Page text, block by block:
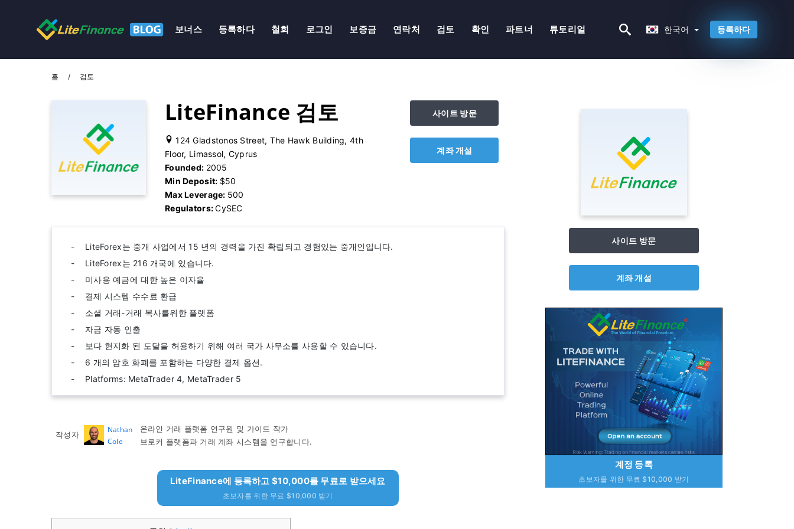
보너스 등록하다 철회 로그인 보증금 연락처 검토 확인 파트너 튜토리얼 한국어 등록하다
홈 검토
LiteFinance 검토
124 Gladstonos Street, The Hawk Building, 4th
Floor, Limassol, Cyprus
Founded: 2005
Min Deposit: $50
Max Leverage: 500
Regulators:CySEC
사이트 방문
계좌 개설
LiteForex는 중개 사업에서 15 년의 경력을 가진 확립되고 경험있는 중개인입니다.
LiteForex는 216 개국에 있습니다.
미사용 예금에 대한 높은 이자율
결제 시스템 수수료 환급
소셜 거래-거래 복사를위한 플랫폼
자금 자동 인출
보다 현지화 된 도달을 허용하기 위해 여러 국가 사무소를 사용할 수 있습니다.
6 개의 암호 화폐를 포함하는 다양한 결제 옵션.
Platforms: MetaTrader 4, MetaTrader 5
작성자
Nathan
Cole
온라인 거래 플랫폼 연구원 및 가이드 작가
브로커 플랫폼과 거래 계좌 시스템을 연구합니다.
LiteFinance에 등록하고 $10,000를 무료로 받으세요
초보자를 위한 무료 $10,000 받기
사이트 방문
계좌 개설
계정 등록
초보자를 위한 무료 $10,000 받기